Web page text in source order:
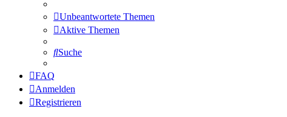
Unbeantwortete Themen
Aktive Themen
Suche
FAQ
Anmelden
Registrieren